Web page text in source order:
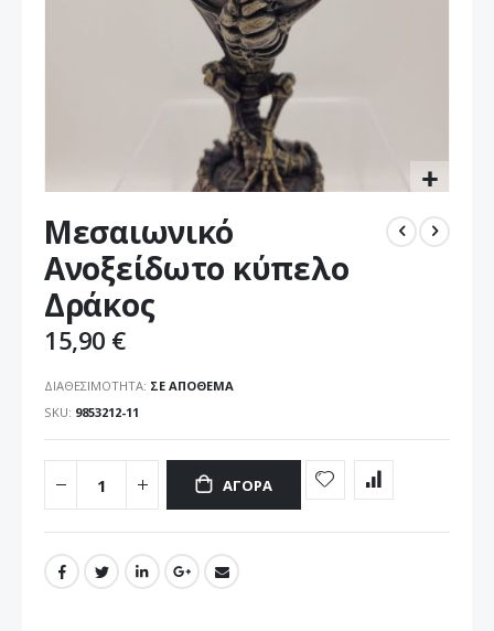
στην
αρχή
της
συλλογής
εικόνων
Μεσαιωνικό
Ανοξείδωτο κύπελο
Δράκος
15,90 €
ΔΙΑΘΕΣΙΜΌΤΗΤΑ: ΣΕ ΑΠΌΘΕΜΑ
SKU 9853212-11
ΑΓΟΡΆ